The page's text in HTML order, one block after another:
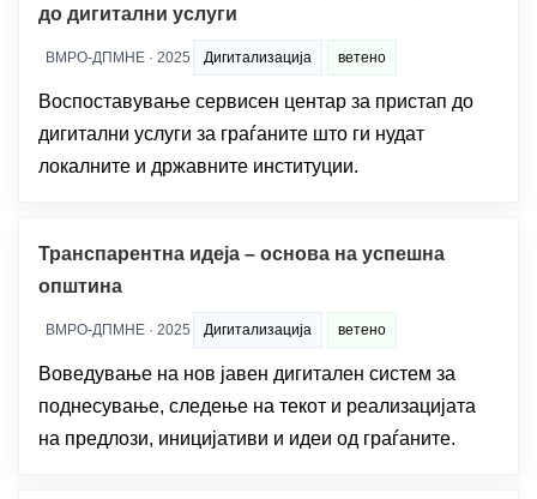
до дигитални услуги
ВМРО-ДПМНЕ · 2025 Дигитализација ветено
Воспоставување сервисен центар за пристап до
дигитални услуги за граѓаните што ги нудат
локалните и државните институции.
Транспарентна идеја – основа на успешна
општина
ВМРО-ДПМНЕ · 2025 Дигитализација ветено
Воведување на нов јавен дигитален систем за
поднесување, следење на текот и реализацијата
на предлози, иницијативи и идеи од граѓаните.